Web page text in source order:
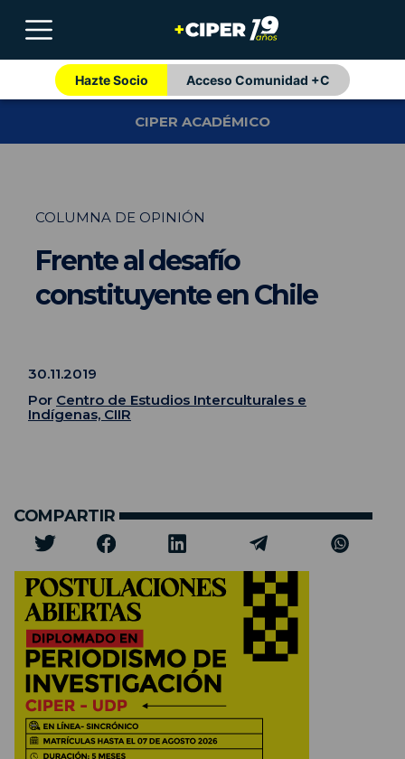
Hazte Socio Acceso Comunidad +C
CIPER ACADÉMICO
COLUMNA DE OPINIÓN
Frente al desafío
constituyente en Chile
30.11.2019
Por Centro de Estudios Interculturales e
Indígenas, CIIR
COMPARTIR